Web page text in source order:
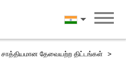
தமிழ்
சாத்தியமான தேவையற்ற திட்டங்கள்